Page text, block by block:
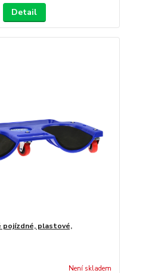
Detail
plastové,
Není skladem